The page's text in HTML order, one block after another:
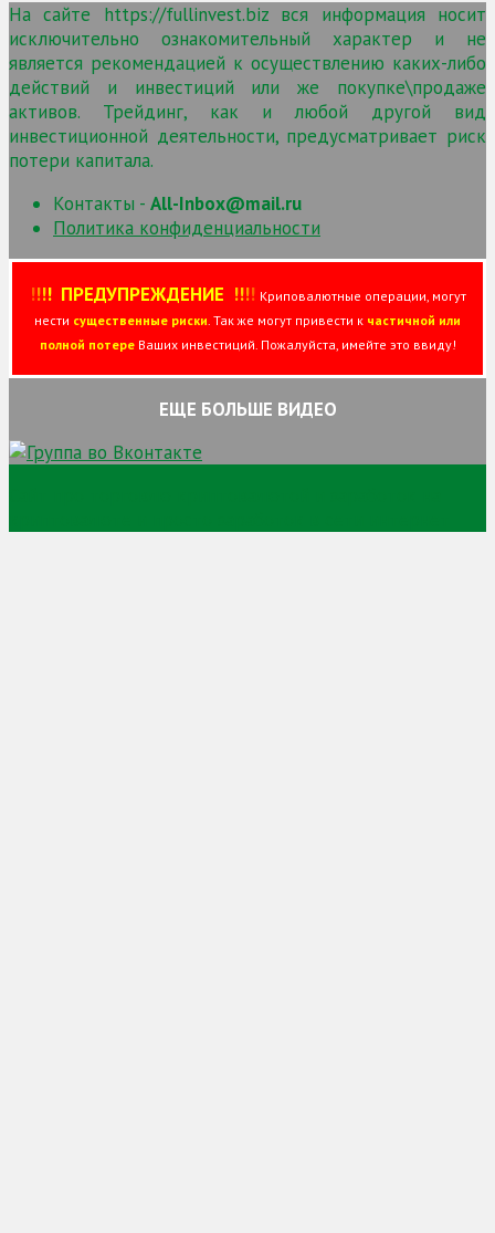
На сайте https://fullinvest.biz вся информация носит
исключительно ознакомительный характер и не
является рекомендацией к осуществлению каких-либо
действий и инвестиций или же покупке\продаже
активов. Трейдинг, как и любой другой вид
инвестиционной деятельности, предусматривает риск
потери капитала.
Контакты - All-Inbox@mail.ru
Политика конфиденциальности
!!!!ПРЕДУПРЕЖДЕНИЕ !!!! Криповалютные операции, могут
нести существенные риски . Так же могут привести к частичной или
полной потереВаших инвестиций. Пожалуйста, имейте это ввиду!
ЕЩЕ БОЛЬШЕ ВИДЕО